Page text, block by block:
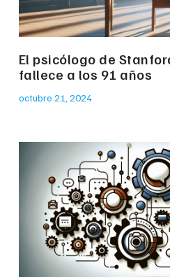
El psicólogo de
fallece a los 91 años
octubre 21, 2024